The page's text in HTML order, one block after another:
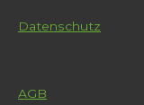
Datenschutz
AGB